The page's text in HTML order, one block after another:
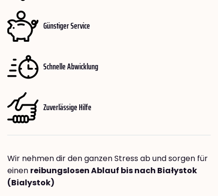
Günstiger Service
Schnelle Abwicklung
Zuverlässige Hilfe
Wir nehmen dir den ganzen Stress ab und sorgen für
einen reibungslosen Ablauf bis nach Białystok
(Bialystok)